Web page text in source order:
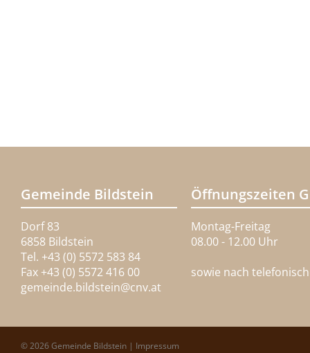
Gemeinde Bildstein
Dorf 83
6858 Bildstein
Tel. +43 (0) 5572 583 84
Fax +43 (0) 5572 416 00
gemeinde.bildstein@cnv.at
Öffnungszeiten
Montag-Freitag
08.00 - 12.00 Uhr
sowie nach
© 2026 Gemeinde Bildstein | Impressum